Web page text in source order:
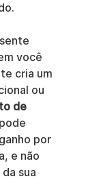
você
cria um
ou
de
por
e não
sua